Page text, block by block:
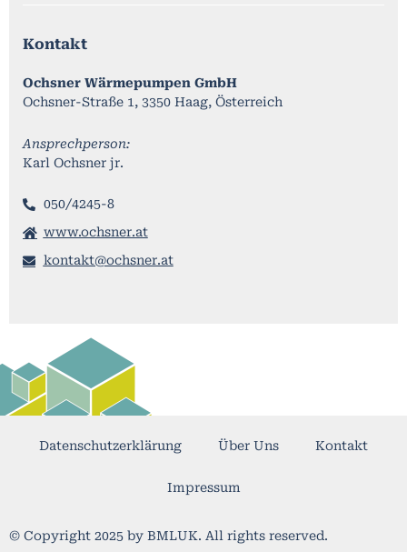
Kontakt
Ochsner Wärmepumpen GmbH
Ochsner-Straße 1, 3350 Haag, Österreich
Ansprechperson:
Karl Ochsner jr.
050/4245-8
www.ochsner.at
kontakt@ochsner.at
© Copyright 2025 by BMLUK. All rights reserved.
Datenschutzerklärung Über Uns Kontakt
Impressum